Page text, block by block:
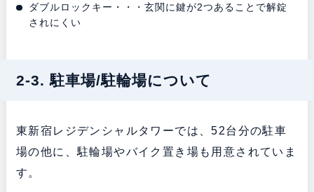
ダブルロックキー・・・玄関に鍵が2つあることで解錠
されにくい
2-3. 駐車場/駐輪場について
東新宿レジデンシャルタワーでは、52台分の駐車
場の他に、駐輪場やバイク置き場も用意されていま
す。